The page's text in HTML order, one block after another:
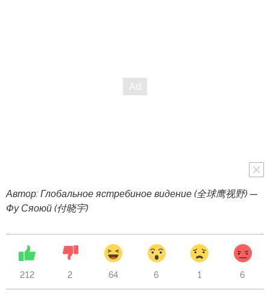
Автор: Глобальное ястребиное видение (全球鹰视野) —
Фу Сяоюй (付晓宇)
212 2 64 6 1 6